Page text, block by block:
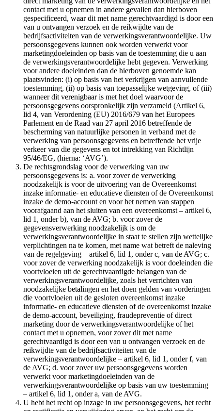
contact met u opnemen in andere gevallen dan hierboven
gespecificeerd, waar dit met name gerechtvaardigd is door een
van u ontvangen verzoek en de reikwijdte van de
bedrijfsactiviteiten van de verwerkingsverantwoordelijke. Uw
persoonsgegevens kunnen ook worden verwerkt voor
marketingdoeleinden op basis van de toestemming die u aan
de verwerkingsverantwoordelijke hebt gegeven. Verwerking
voor andere doeleinden dan de hierboven genoemde kan
plaatsvinden: (i) op basis van het verkrijgen van aanvullende
toestemming, (ii) op basis van toepasselijke wetgeving, of (iii)
wanneer dit verenigbaar is met het doel waarvoor de
persoonsgegevens oorspronkelijk zijn verzameld (Artikel 6,
lid 4, van Verordening (EU) 2016/679 van het Europees
Parlement en de Raad van 27 april 2016 betreffende de
bescherming van natuurlijke personen in verband met de
verwerking van persoonsgegevens en betreffende het vrije
verkeer van die gegevens en tot intrekking van Richtlijn
95/46/EG, (hierna: ‘AVG’).
De rechtsgrondslag voor de verwerking van uw
persoonsgegevens is: a. voor zover de verwerking
noodzakelijk is voor de uitvoering van de Overeenkomst
inzake informatie- en educatieve diensten of de Overeenkomst
inzake de demo-account en voor het nemen van stappen
voorafgaand aan het sluiten van een overeenkomst – artikel 6,
lid 1, onder b), van de AVG; b. voor zover de
gegevensverwerking noodzakelijk is om de
verwerkingsverantwoordelijke in staat te stellen zijn wettelijke
verplichtingen na te komen, met name wat betreft de naleving
van de regelgeving – artikel 6, lid 1, onder c, van de AVG; c.
voor zover de verwerking noodzakelijk is voor doeleinden die
voortvloeien uit de gerechtvaardigde belangen van de
verwerkingsverantwoordelijke, zoals het verrichten van
noodzakelijke betalingen en het doen gelden van vorderingen
die voortvloeien uit de gesloten overeenkomst inzake
informatie- en educatieve diensten of de overeenkomst inzake
de demo-account, beveiliging, fraudepreventie of direct
marketing door de verwerkingsverantwoordelijke of het
contact met u opnemen, voor zover dit met name
gerechtvaardigd is door een van u ontvangen verzoek en de
reikwijdte van de bedrijfsactiviteiten van de
verwerkingsverantwoordelijke – artikel 6, lid 1, onder f, van
de AVG; d. voor zover uw persoonsgegevens worden
verwerkt voor marketingdoeleinden van de
verwerkingsverantwoordelijke op basis van uw toestemming
– artikel 6, lid 1, onder a, van de AVG.
U hebt het recht op inzage in uw persoonsgegevens, het recht